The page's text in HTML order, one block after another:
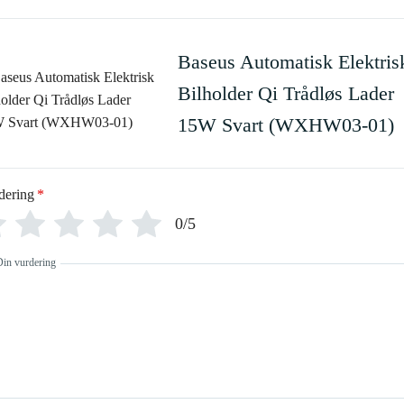
Baseus Automatisk
Bilholder Qi Trådløs Lader
15W Svart (WXHW03-01)
*
0/5
vurdering